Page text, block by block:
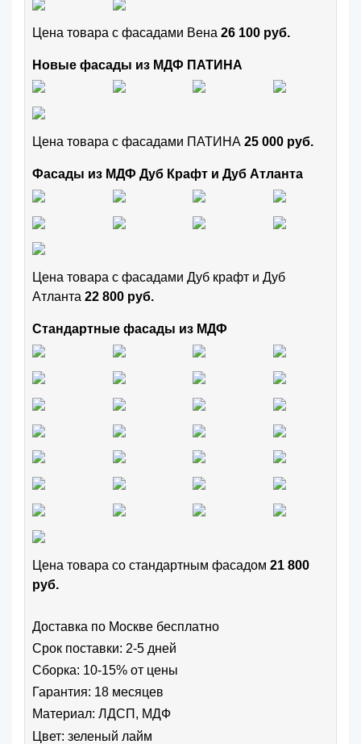
Цена товара с фасадами Вена 26 100 руб.
Новые фасады из МДФ ПАТИНА
Цена товара с фасадами ПАТИНА 25 000 руб.
Фасады из МДФ Дуб Крафт и Дуб Атланта
Цена товара с фасадами Дуб крафт и Дуб
Атланта 22 800 руб.
Стандартные фасады из МДФ
Цена товара cо стандартным фасадом 21 800
руб.
Доставка по Москве бесплатно
Срок поставки: 2-5 дней
Сборка: 10-15% от цены
Гарантия: 18 месяцев
Материал: ЛДСП, МДФ
Цвет: зеленый лайм